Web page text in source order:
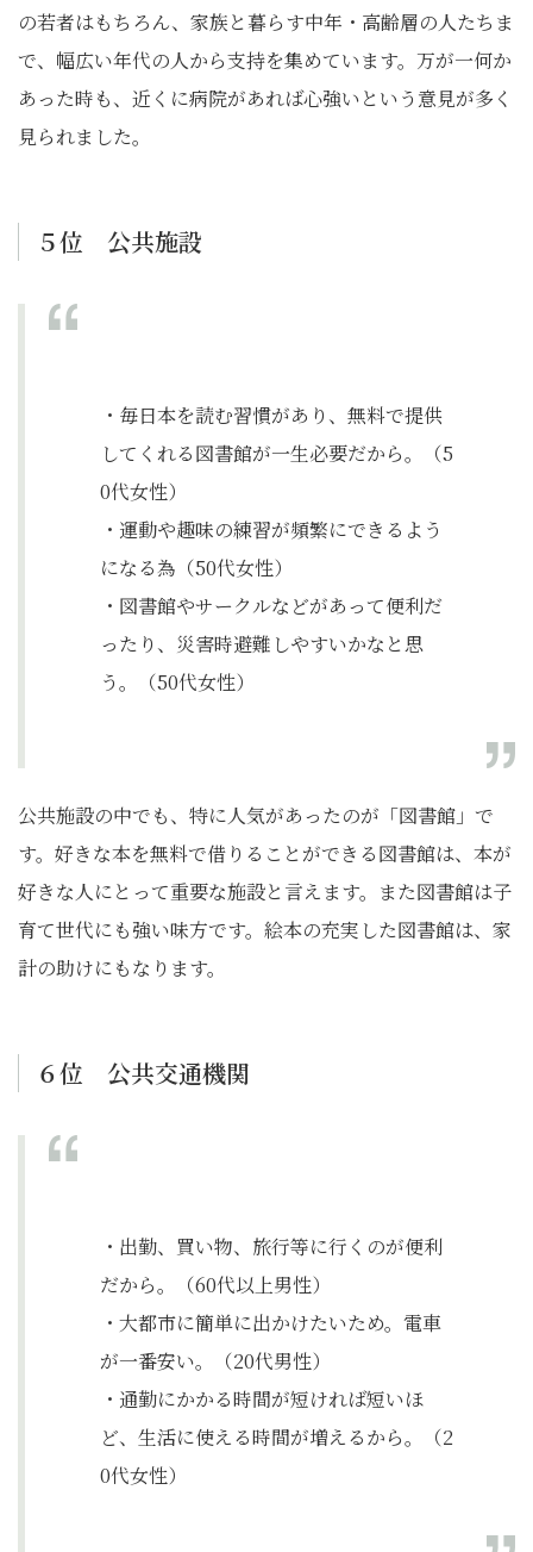
の若者はもちろん、家族と暮らす中年・高齢層の人たちま
で、幅広い年代の人から支持を集めています。万が一何か
あった時も、近くに病院があれば心強いという意見が多く
見られました。
５位 公共施設
・毎日本を読む習慣があり、無料で提供
してくれる図書館が一生必要だから。（5
0代女性）
・運動や趣味の練習が頻繁にできるよう
になる為（50代女性）
・図書館やサークルなどがあって便利だ
ったり、災害時避難しやすいかなと思
う。（50代女性）
公共施設の中でも、特に人気があったのが「図書館」で
す。好きな本を無料で借りることができる図書館は、本が
好きな人にとって重要な施設と言えます。また図書館は子
育て世代にも強い味方です。絵本の充実した図書館は、家
計の助けにもなります。
６位 公共交通機関
・出勤、買い物、旅行等に行くのが便利
だから。（60代以上男性）
・大都市に簡単に出かけたいため。電車
が一番安い。（20代男性）
・通勤にかかる時間が短ければ短いほ
ど、生活に使える時間が増えるから。（2
0代女性）